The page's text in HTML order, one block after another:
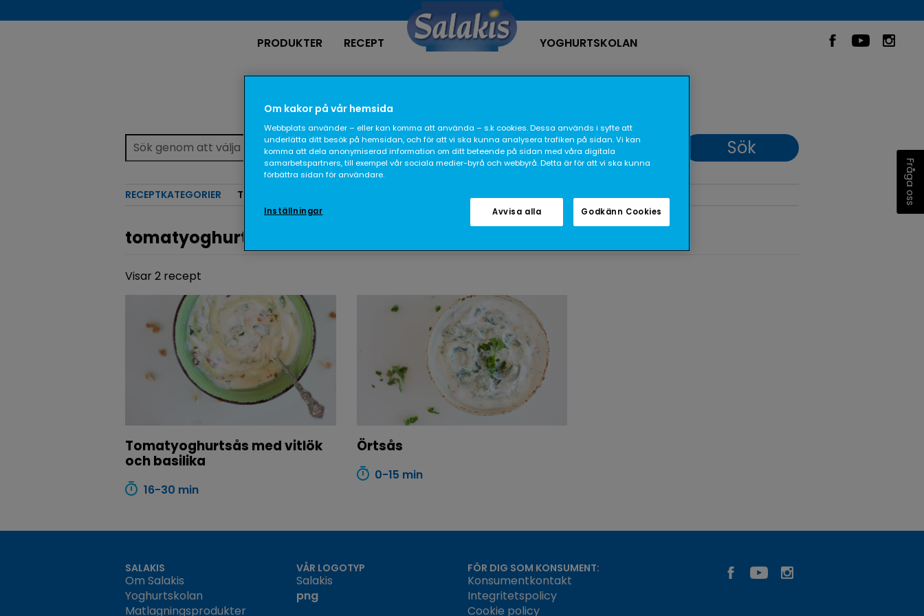
Fråga oss
PRODUKTER RECEPT YOGHURTSKOLAN
RECEPTKATEGORIER TEMAN
tomatyoghurtsås
Visar 2 recept
Tomatyoghurtsås med vitlök
och basilika
16-30 min
Örtsås
0-15 min
SALAKIS
Om Salakis
Yoghurtskolan
Matlagningsprodukter
VÅR LOGOTYP
Salakis
png
FÖR DIG SOM KONSUMENT:
Konsumentkontakt
Integritetspolicy
Cookie policy
Om kakor på vår hemsida
Webbplats använder – eller kan komma att använda – s.k cookies. Dessa används i syfte att
underlätta ditt besök på hemsidan, och för att vi ska kunna analysera trafiken på sidan. Vi kan
komma att dela anonymiserad information om ditt beteende på sidan med våra digitala
samarbetspartners, till exempel vår sociala medier-byrå och webbyrå. Detta är för att vi ska kunna
förbättra sidan för användare.
Avvisa alla Godkänn Cookies
Inställningar